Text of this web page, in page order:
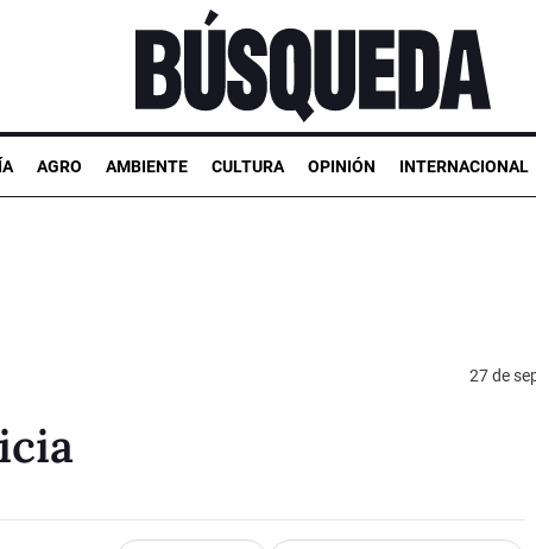
AGRO AMBIENTE CULTURA OPINIÓN INTERNACIONAL
27 de